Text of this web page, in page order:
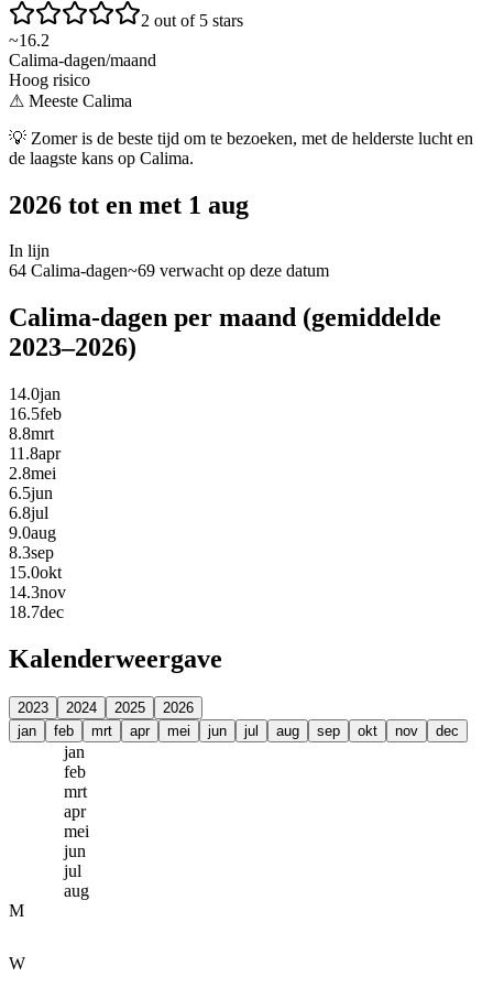
2 out of 5 stars
~16.2
Calima-dagen/maand
Hoog risico
⚠ Meeste Calima
💡 Zomer is de beste tijd om te bezoeken, met de helderste lucht en
de laagste kans op Calima.
2026 tot en met 1 aug
In lijn
64 Calima-dagen~69 verwacht op deze datum
Calima-dagen per maand (gemiddelde
2023–2026)
14.0jan
16.5feb
8.8mrt
11.8apr
2.8mei
6.5jun
6.8jul
9.0aug
8.3sep
15.0okt
14.3nov
18.7dec
Kalenderweergave
2023 2024 2025
2026
jan
feb mrt apr mei jun jul aug sep okt nov dec
jan
feb
mrt
apr
mei
jun
jul
aug
M
W